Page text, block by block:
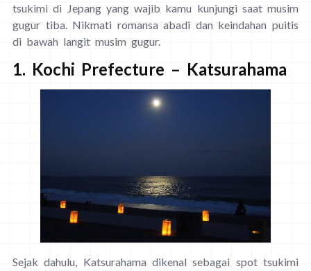
tsukimi di Jepang yang wajib kamu kunjungi saat musim
gugur tiba. Nikmati romansa abadi dan keindahan puitis
di bawah langit musim gugur.
1. Kochi Prefecture – Katsurahama
Sejak dahulu, Katsurahama dikenal sebagai spot tsukimi